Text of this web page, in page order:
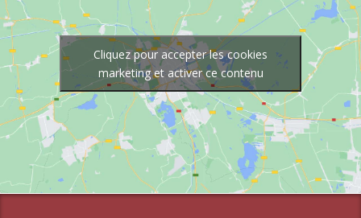
Cliquez pour accepter les cookies
marketing et activer ce contenu